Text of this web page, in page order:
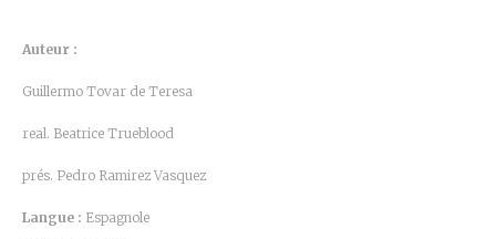
Auteur :
Guillermo Tovar de Teresa
real. Beatrice Trueblood
prés. Pedro Ramirez Vasquez
Langue : Espagnole